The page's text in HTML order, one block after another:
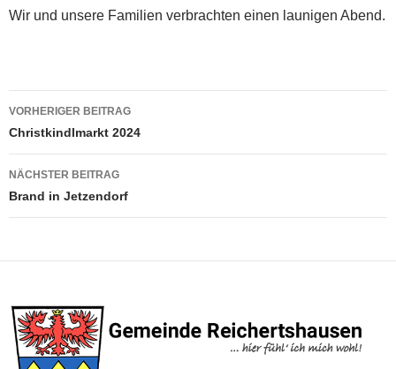
Wir und unsere Familien verbrachten einen launigen Abend.
Beitragsnavigation
VORHERIGER BEITRAG
Christkindlmarkt 2024
NÄCHSTER BEITRAG
Brand in Jetzendorf